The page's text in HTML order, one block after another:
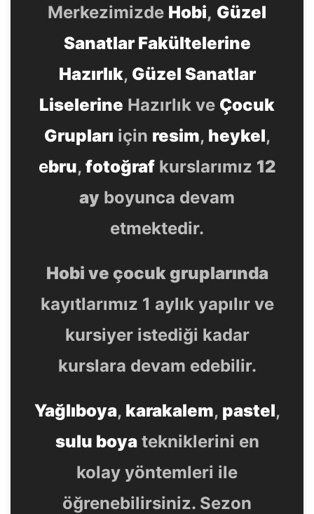
Merkezimizde Hobi, Güzel
Sanatlar Fakültelerine
Hazırlık, Güzel Sanatlar
Liselerine Hazırlık ve Çocuk
Grupları için resim, heykel,
ebru, fotoğrafkurslarımız 12
ay boyunca devam
etmektedir.
Hobi ve çocuk gruplarında
kayıtlarımız 1 aylık yapılır ve
kursiyer istediği kadar
kurslara devam edebilir.
Yağlıboya, karakalem, pastel,
sulu boyatekniklerini en
kolay yöntemleri ile
öğrenebilirsiniz. Sezon